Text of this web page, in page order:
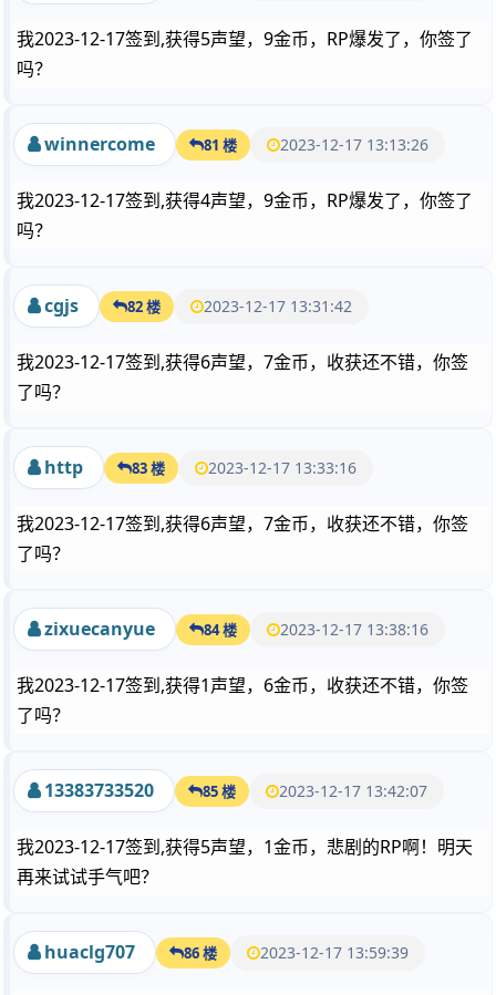
我2023-12-17签到,获得5声望，9金币，RP爆发了，你签了
吗？
winnercome 81 楼 2023-12-17 13:13:26
我2023-12-17签到,获得4声望，9金币，RP爆发了，你签了
吗？
cgjs 82 楼 2023-12-17 13:31:42
我2023-12-17签到,获得6声望，7金币，收获还不错，你签
了吗？
http 83 楼 2023-12-17 13:33:16
我2023-12-17签到,获得6声望，7金币，收获还不错，你签
了吗？
zixuecanyue 84 楼 2023-12-17 13:38:16
我2023-12-17签到,获得1声望，6金币，收获还不错，你签
了吗？
13383733520 85 楼 2023-12-17 13:42:07
我2023-12-17签到,获得5声望，1金币，悲剧的RP啊！明天
再来试试手气吧？
huaclg707 86 楼 2023-12-17 13:59:39